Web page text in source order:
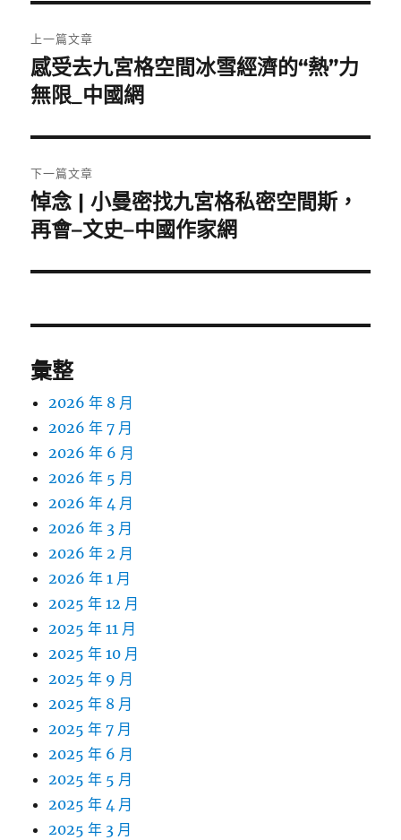
章
導
覽
上一篇文章
上
一
文
章:
感受去九宮格空間冰雪經濟的“熱”力
無限_中國網
下一篇文章
下
一
文
悼念 | 小曼密找九宮格私密空間斯，
再會–文史–中國作家網
彙整
2026 年 8 月
2026 年 7 月
2026 年 6 月
2026 年 5 月
2026 年 4 月
2026 年 3 月
2026 年 2 月
2026 年 1 月
2025 年 12 月
2025 年 11 月
2025 年 10 月
2025 年 9 月
2025 年 8 月
2025 年 7 月
2025 年 6 月
2025 年 5 月
2025 年 4 月
2025 年 3 月